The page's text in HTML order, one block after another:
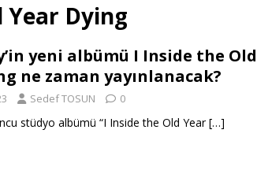
Year Dying
yeni albümü I Inside the Old
ne zaman yayınlanacak?
Sedef TOSUN 0
stüdyo albümü “I Inside the Old Year[…]